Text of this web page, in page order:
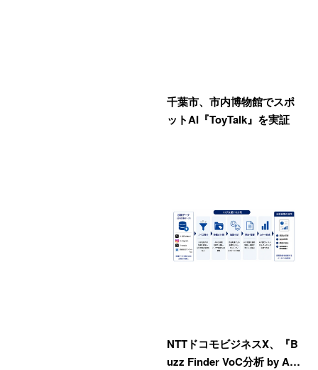
千葉市、市内博物館でスポ
ットAI『ToyTalk』を実証
NTTドコモビジネスX、『B
uzz Finder VoC分析 by A…